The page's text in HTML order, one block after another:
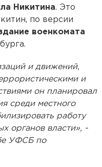
Никитина. Это
по версии
военкомата
и движений,
и
он планировал
среди местного
работу
органов власти», -
УФСБ по